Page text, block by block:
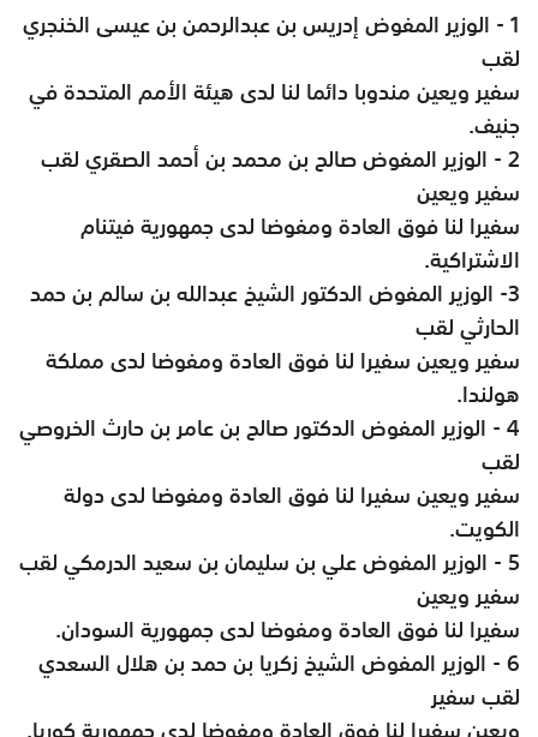
1 - الوزير المفوض إدريس بن عبدالرحمن بن عيسى الخنجري
لقب
سفير ويعين مندوبا دائما لنا لدى هيئة الأمم المتحدة في
جنيف.
2 - الوزير المفوض صالح بن محمد بن أحمد الصقري لقب
سفير ويعين
سفيرا لنا فوق العادة ومفوضا لدى جمهورية فيتنام
الاشتراكية.
3- الوزير المفوض الدكتور الشيخ عبدالله بن سالم بن حمد
الحارثي لقب
سفير ويعين سفيرا لنا فوق العادة ومفوضا لدى مملكة
هولندا.
4 - الوزير المفوض الدكتور صالح بن عامر بن حارث الخروصي
لقب
سفير ويعين سفيرا لنا فوق العادة ومفوضا لدى دولة
الكويت.
5 - الوزير المفوض علي بن سليمان بن سعيد الدرمكي لقب
سفير ويعين
سفيرا لنا فوق العادة ومفوضا لدى جمهورية السودان.
6 - الوزير المفوض الشيخ زكريا بن حمد بن هلال السعدي
لقب سفير